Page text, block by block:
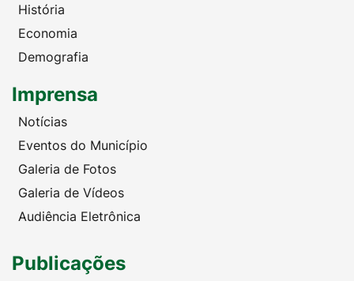
História
Economia
Demografia
Imprensa
Notícias
Eventos do Município
Galeria de Fotos
Galeria de Vídeos
Audiência Eletrônica
Publicações